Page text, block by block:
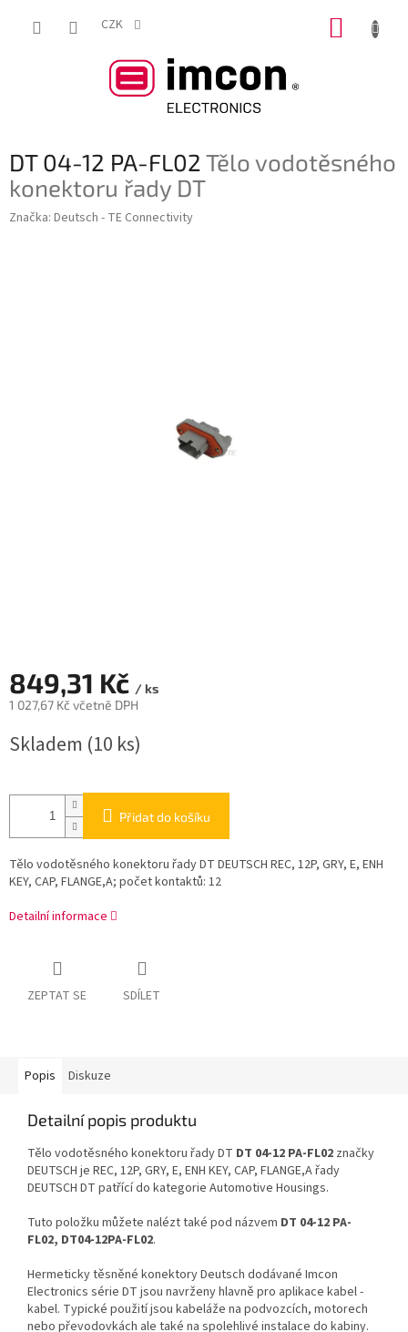
CZK
DT 04-12 PA-FL02Tělo vodotěsného
konektoru řady DT
Značka: Deutsch - TE Connectivity
849,31 Kč / ks
1 027,67 Kč včetně DPH
cena:
Skladem (10 ks)
Přidat do košíku
Tělo vodotěsného konektoru řady DT DEUTSCH REC, 12P, GRY, E, ENH
KEY, CAP, FLANGE,A; počet kontaktů: 12
Detailní informace
ZEPTAT SE SDÍLET
Popis Diskuze
Detailní popis produktu
Tělo vodotěsného konektoru řady DT DT 04-12 PA-FL02 značky
DEUTSCH je REC, 12P, GRY, E, ENH KEY, CAP, FLANGE,A řady
DEUTSCH DT patřící do kategorie Automotive Housings.
Tuto položku můžete nalézt také pod názvem DT 04-12 PA-
FL02, DT04-12PA-FL02.
Hermeticky těsněné konektory Deutsch dodávané Imcon
Electronics série DT jsou navrženy hlavně pro aplikace kabel -
kabel. Typické použití jsou kabeláže na podvozcích, motorech
nebo převodovkách ale také na spolehlivé instalace do kabiny.